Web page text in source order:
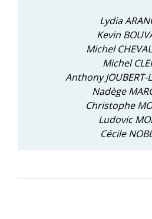
Lydia
Kevin
Michel
Michel
Anthony JOUBERT-
Nadège
Christophe
Ludovic
Cécile